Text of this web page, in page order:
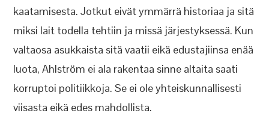
kaatamisesta. Jotkut eivät ymmärrä historiaa ja sitä
miksi lait todella tehtiin ja missä järjestyksessä. Kun
valtaosa asukkaista sitä vaatii eikä edustajiinsa enää
luota, Ahlström ei ala rakentaa sinne altaita saati
korruptoi politiikkoja. Se ei ole yhteiskunnallisesti
viisasta eikä edes mahdollista.